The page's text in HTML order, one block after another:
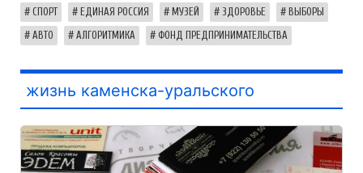
СПОРТ ЕДИНАЯ РОССИЯ МУЗЕЙ ЗДОРОВЬЕ ВЫБОРЫ
АВТО АЛГОРИТМИКА ФОНД ПРЕДПРИНИМАТЕЛЬСТВА
жизнь каменска-уральского